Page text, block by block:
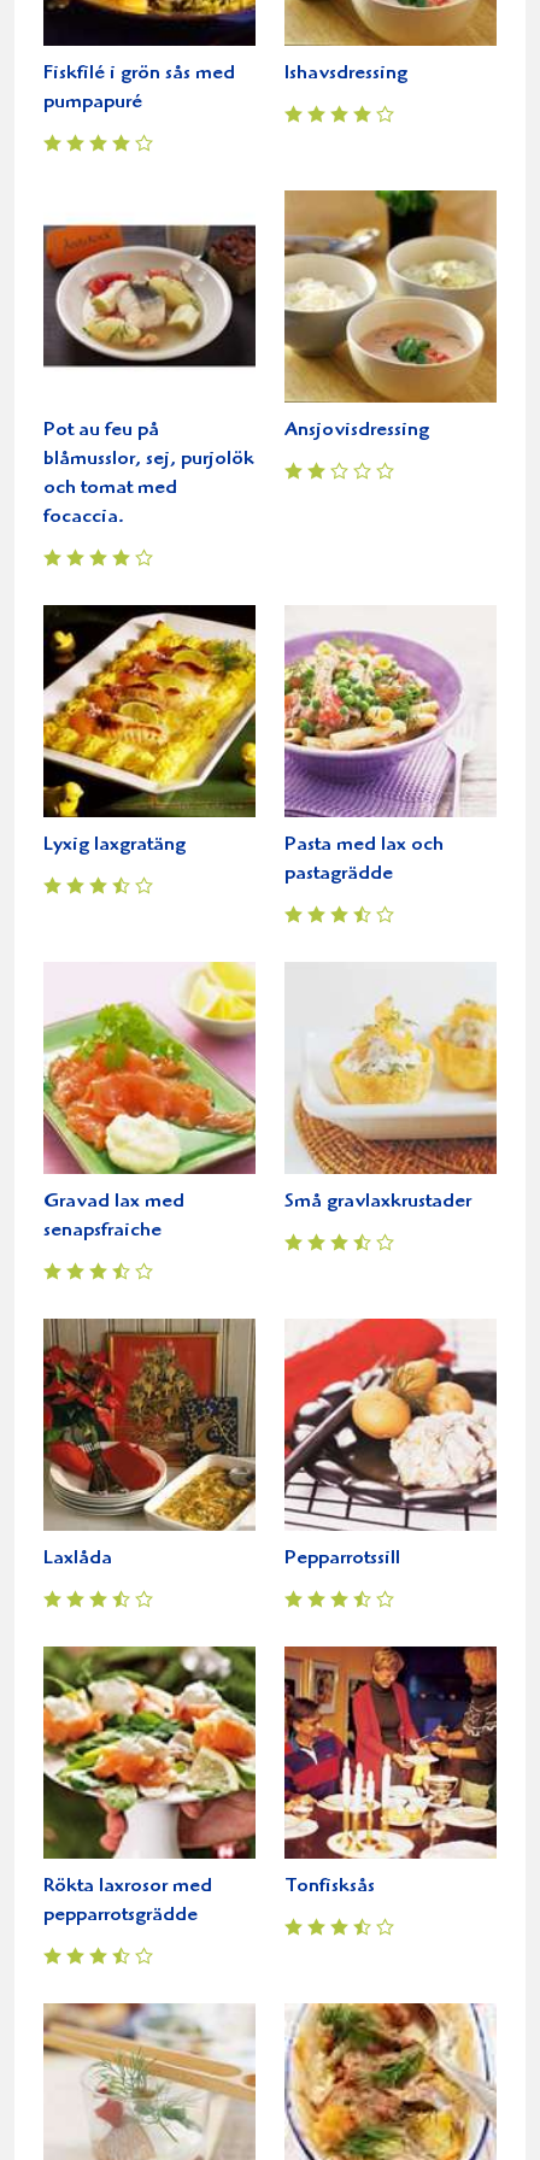
Fiskfilé i grön sås med
pumpapuré
Ishavsdressing
Pot au feu på
blåmusslor, sej, purjolök
och tomat med
focaccia.
Ansjovisdressing
Lyxig laxgratäng
Pasta med lax och
pastagrädde
Gravad lax med
senapsfraiche
Små gravlaxkrustader
Laxlåda Pepparrotssill
Rökta laxrosor med
pepparrotsgrädde
Tonfisksås